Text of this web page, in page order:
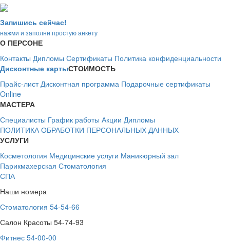
Запишись сейчас!
нажми и заполни простую анкету
О ПЕРСОНЕ
Контакты Дипломы Сертификаты Политика конфиденциальности
Дисконтные картыСТОИМОСТЬ
Прайс-лист Дисконтная программа Подарочные сертификаты
Online
МАСТЕРА
Специалисты График работы Акции Дипломы
ПОЛИТИКА ОБРАБОТКИ ПЕРСОНАЛЬНЫХ ДАННЫХ
УСЛУГИ
Косметология Медицинские услуги Маникюрный зал
Парикмахерская Стоматология
СПА
Наши номера
Стоматология 54-54-66
Салон Красоты 54-74-93
Фитнес 54-00-00